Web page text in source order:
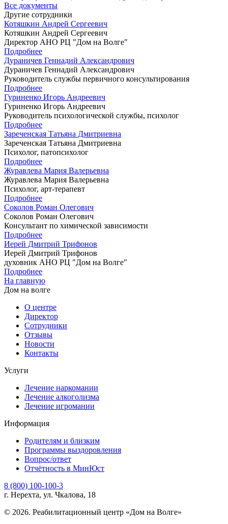
Все документы
Другие сотрудники
Котяшкин Андрей Сергеевич
Котяшкин Андрей Сергеевич
Директор АНО РЦ "Дом на Волге"
Подробнее
Дураничев Геннадий Александрович
Дураничев Геннадий Александрович
Руководитель службы первичного консультирования
Подробнее
Гуриненко Игорь Андреевич
Гуриненко Игорь Андреевич
Руководитель психологической службы, психолог
Подробнее
Зареченская Татьяна Дмитриевна
Зареченская Татьяна Дмитриевна
Психолог, патопсихолог
Подробнее
Журавлева Мария Валерьевна
Журавлева Мария Валерьевна
Психолог, арт-терапевт
Подробнее
Соколов Роман Олегович
Соколов Роман Олегович
Консультант по химической зависимости
Подробнее
Иерей Дмитрий Трифонов
Иерей Дмитрий Трифонов
духовник АНО РЦ "Дом на Волге"
Подробнее
На главную
Дом на волге
О центре
Директор
Сотрудники
Отзывы
Новости
Контакты
Услуги
Лечение наркомании
Лечение алкоголизма
Лечение игромании
Информация
Родителям и близким
Программы выздоровления
Вопрос/ответ
Отчётность в МинЮст
8 (800) 100-100-3
г. Нерехта, ул. Чкалова, 18
© 2026. Реабилитационный центр «Дом на Волге»